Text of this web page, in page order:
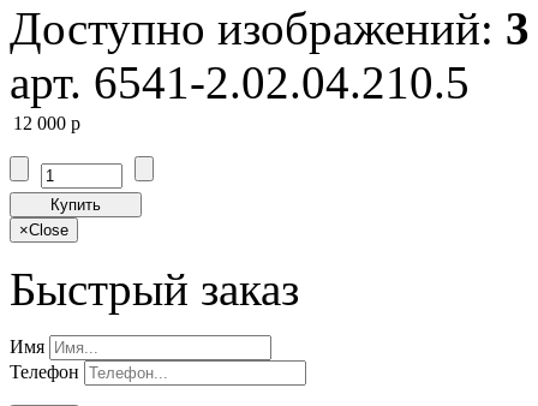
Доступно изображений: 3
арт. 6541-2.02.04.210.5
12 000 p
Купить
×Close
Быстрый заказ
Имя
Телефон